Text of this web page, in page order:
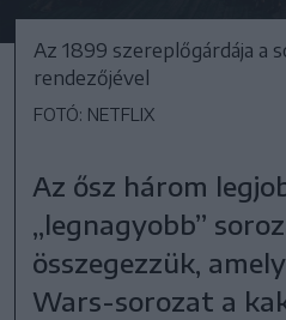
Az 1899 szereplőgárdája a
rendezőjével
FOTÓ: NETFLIX
Az ősz három
„legnagyobb”
összegezzük,
Wars-sorozat a